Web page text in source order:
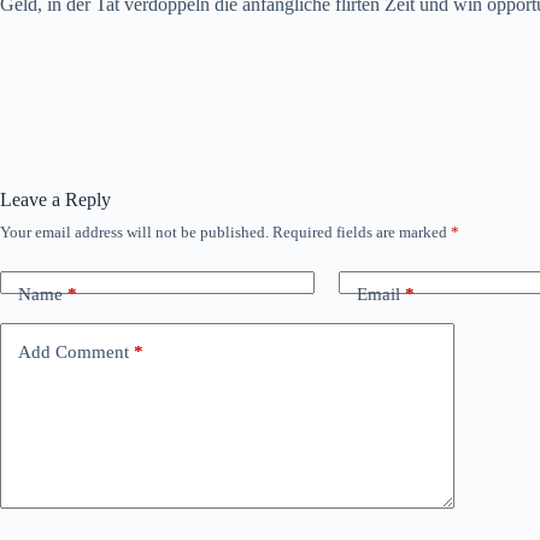
Leave a Reply
Your email address will not be published. Required fields are marked *
Name* Email*
Add Comment *